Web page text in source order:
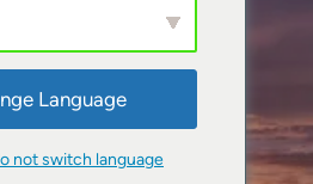
Language
not switch language